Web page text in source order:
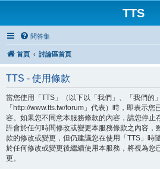
TTS
問答集
首頁 討論區首頁
TTS - 使用條款
當您使用「TTS」（以下以「我們」、「我們的
「http://www.tts.tw/forum」代表）時，即表示
容。如果您不同意本服務條款的內容，請您停止
許會於任何時間修改或變更本服務條款之內容，
款的修改或變更，但仍建議您在使用「TTS」時
於任何修改或變更後繼續使用本服務，將視為您
更。